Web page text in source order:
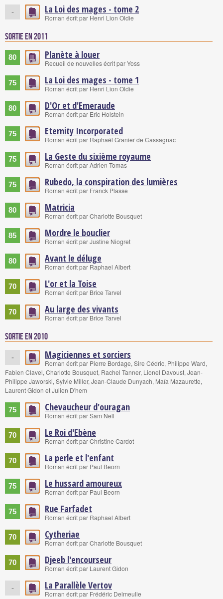
- La Loi des mages - tome 2
Roman écrit par Henri Lion Oldie
Sortie en 2011
80 Planète à louer
Recueil de nouvelles écrit par Yoss
75 La Loi des mages - tome 1
Roman écrit par Henri Lion Oldie
80 D'Or et d'Emeraude
Roman écrit par Eric Holstein
75 Eternity Incorporated
Roman écrit par Raphaël Granier de Cassagnac
75 La Geste du sixième royaume
Roman écrit par Adrien Tomas
75 Rubedo, la conspiration des lumières
Roman écrit par Franck Plasse
80 Matricia
Roman écrit par Charlotte Bousquet
85 Mordre le bouclier
Roman écrit par Justine Niogret
80 Avant le déluge
Roman écrit par Raphael Albert
70 L'or et la Toise
Roman écrit par Brice Tarvel
70 Au large des vivants
Roman écrit par Brice Tarvel
Sortie en 2010
- Magiciennes et sorciers
Roman écrit par Pierre Bordage, Sire Cédric, Philippe Ward,
Fabien Clavel, Charlotte Bousquet, Rachel Tanner, Lionel Davoust, Jean-
Philippe Jaworski, Sylvie Miller, Jean-Claude Dunyach, Maïa Mazaurette,
Laurent Gidon et Julien D'hem
75 Chevaucheur d'ouragan
Roman écrit par Sam Nell
70 Le Roi d'Ebène
Roman écrit par Christine Cardot
70 La perle et l'enfant
Roman écrit par Paul Beorn
75 Le hussard amoureux
Roman écrit par Paul Beorn
75 Rue Farfadet
Roman écrit par Raphael Albert
70 Cytheriae
Roman écrit par Charlotte Bousquet
70 Djeeb l'encourseur
Roman écrit par Laurent Gidon
- La Parallèle Vertov
Roman écrit par Frédéric Delmeulle